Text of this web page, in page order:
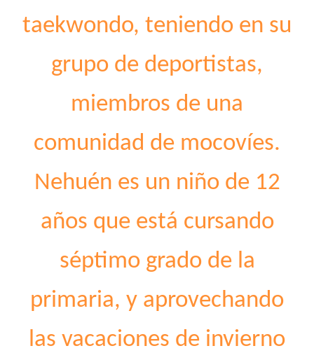
taekwondo, teniendo en su
grupo de deportistas,
miembros de una
comunidad de mocovíes.
Nehuén es un niño de 12
años que está cursando
séptimo grado de la
primaria, y aprovechando
las vacaciones de invierno